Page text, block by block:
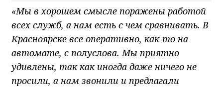
«Мы в хорошем смысле поражены работой
всех служб, а нам есть с чем сравнивать. В
Красноярске все оперативно, как-то на
автомате, с полуслова. Мы приятно
удивлены, так как иногда даже ничего не
просили, а нам звонили и предлагали